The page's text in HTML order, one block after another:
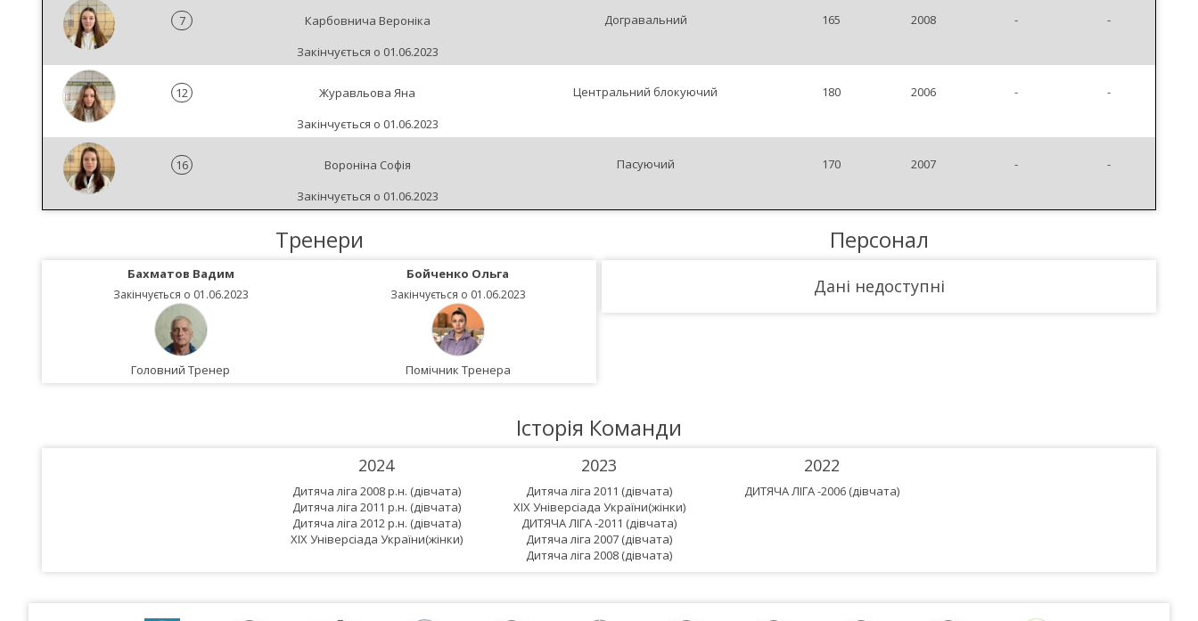
7
Карбовнича Вероніка
Закінчується о 01.06.2023
Догравальний 165 2008 - -
12
Журавльова Яна
Закінчується о 01.06.2023
Центральний блокуючий 180 2006 - -
16
Вороніна Софія
Закінчується о 01.06.2023
Пасуючий 170 2007 - -
Тренери
Бахматов Вадим
Закінчується о 01.06.2023
Головний Тренер
Бойченко Ольга
Закінчується о 01.06.2023
Помічник Тренера
Персонал
Дані недоступні
Історія Команди
2024
Дитяча ліга 2008 р.н. (дівчата)
Дитяча ліга 2011 р.н. (дівчата)
Дитяча ліга 2012 р.н. (дівчата)
XIX Універсіада України(жінки)
2023
Дитяча ліга 2011 (дівчата)
XIX Універсіада України(жінки)
ДИТЯЧА ЛІГА -2011 (дівчата)
Дитяча ліга 2007 (дівчата)
Дитяча ліга 2008 (дівчата)
2022
ДИТЯЧА ЛІГА -2006 (дівчата)